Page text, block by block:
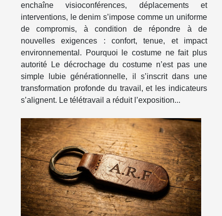
enchaîne visioconférences, déplacements et
interventions, le denim s’impose comme un uniforme
de compromis, à condition de répondre à de
nouvelles exigences : confort, tenue, et impact
environnemental. Pourquoi le costume ne fait plus
autorité Le décrochage du costume n’est pas une
simple lubie générationnelle, il s’inscrit dans une
transformation profonde du travail, et les indicateurs
s’alignent. Le télétravail a réduit l’exposition...